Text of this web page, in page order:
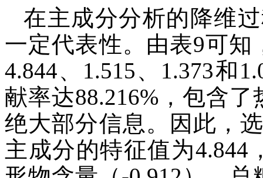
在主成分分析的降维
一定代表性。由表9可
4.844、1.515、1.373和
献率达88.216%，包含
绝大部分信息。因此，
主成分的特征值为4.844